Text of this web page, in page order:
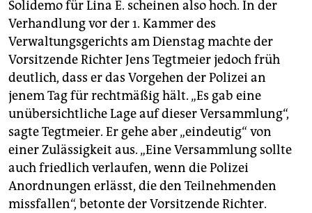
Solidemo für Lina E. scheinen also hoch. In der
Verhandlung vor der 1. Kammer des
Verwaltungsgerichts am Dienstag machte der
Vorsitzende Richter Jens Tegtmeier jedoch früh
deutlich, dass er das Vorgehen der Polizei an
jenem Tag für rechtmäßig hält. „Es gab eine
unübersichtliche Lage auf dieser Versammlung“,
sagte Tegtmeier. Er gehe aber „eindeutig“ von
einer Zulässigkeit aus. „Eine Versammlung sollte
auch friedlich verlaufen, wenn die Polizei
Anordnungen erlässt, die den Teilnehmenden
missfallen“, betonte der Vorsitzende Richter.